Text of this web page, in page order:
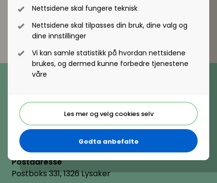
Nettsidene skal fungere teknisk
Nettsidene skal tilpasses din bruk, dine valg og
dine innstillinger
Vi kan samle statistikk på hvordan nettsidene
brukes, og dermed kunne forbedre tjenestene
våre
Les mer og velg cookies selv
Godta anbefalte
Digitale løsninger i virksomheten
Digitale løsninger i virksomheten
Telefon
(+47) 22 11 11 22
E-post
hrnorge@hrnorge.no
Besøksadresse
Vollsveien 2A, 1366 Lysaker
Postadresse
Postboks 331, 1326 Lysaker